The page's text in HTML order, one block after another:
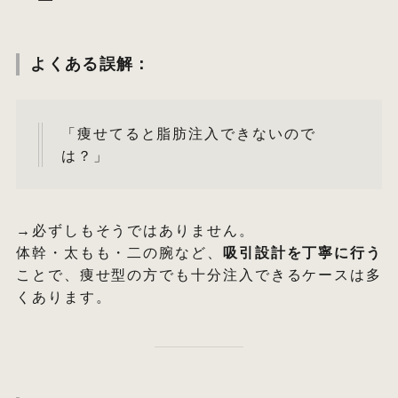
よくある誤解：
「痩せてると脂肪注入できないので
は？」
→必ずしもそうではありません。
体幹・太もも・二の腕など、
吸引設計を丁寧に行う
ことで、痩せ型の方でも十分注入できるケースは多
くあります。